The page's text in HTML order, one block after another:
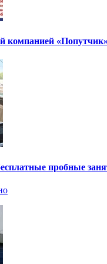
компанией «Попутчик»
пробные